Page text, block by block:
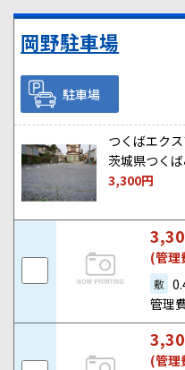
岡野駐車場
駐車場
つくばエク
茨城県つく
3,300円
(管理
敷
管理
(管理